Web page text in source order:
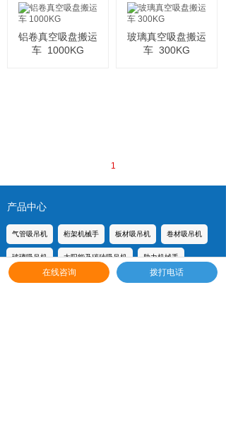
铝卷真空吸盘搬运
车 1000KG
玻璃真空吸盘搬运
车 300KG
1
气管吸吊机 桁架机械手 板材吸吊机 卷材吸吊机
玻璃吸吊机 太阳能及碳砖吸吊机 助力机械手
真空吸盘搬运车 立柱悬臂吊
产品中心
在线咨询 拨打电话